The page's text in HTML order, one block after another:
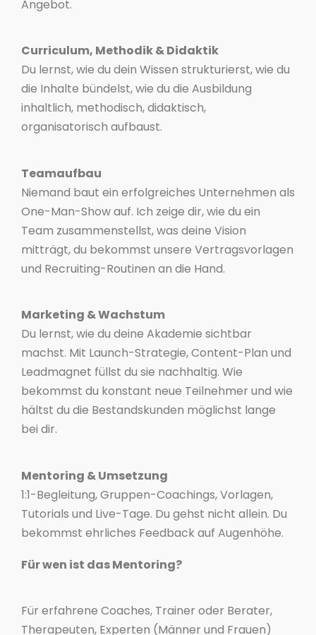
Angebot.
Curriculum, Methodik & Didaktik
Du lernst, wie du dein Wissen strukturierst, wie du
die Inhalte bündelst, wie du die Ausbildung
inhaltlich, methodisch, didaktisch,
organisatorisch aufbaust.
Teamaufbau
Niemand baut ein erfolgreiches Unternehmen als
One-Man-Show auf. Ich zeige dir, wie du ein
Team zusammenstellst, was deine Vision
mitträgt, du bekommst unsere Vertragsvorlagen
und Recruiting-Routinen an die Hand.
Marketing & Wachstum
Du lernst, wie du deine Akademie sichtbar
machst. Mit Launch-Strategie, Content-Plan und
Leadmagnet füllst du sie nachhaltig. Wie
bekommst du konstant neue Teilnehmer und wie
hältst du die Bestandskunden möglichst lange
bei dir.
Mentoring & Umsetzung
1:1-Begleitung, Gruppen-Coachings, Vorlagen,
Tutorials und Live-Tage. Du gehst nicht allein. Du
bekommst ehrliches Feedback auf Augenhöhe.
Für wen ist das Mentoring?
Für erfahrene Coaches, Trainer oder Berater,
Therapeuten, Experten (Männer und Frauen)